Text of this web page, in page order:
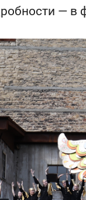
— в